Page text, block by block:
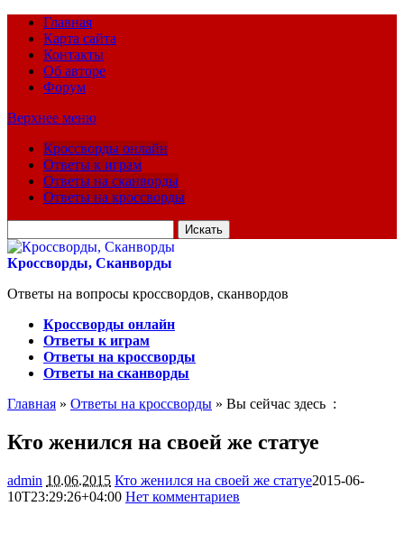
Главная
Карта сайта
Контакты
Об авторе
Форум
Верхнее меню
Кроссворды онлайн
Ответы к играм
Ответы на сканворды
Ответы на кроссворды
для:
Кроссворды, Сканворды
Ответы на вопросы кроссвордов, сканвордов
Кроссворды онлайн
Ответы к играм
Ответы на кроссворды
Ответы на сканворды
Главная » Ответы на кроссворды » Вы сейчас здесь :
Кто женился на своей же статуе
admin 10.06.2015 Кто женился на своей же статуе2015-06-
10T23:29:26+04:00 Нет комментариев